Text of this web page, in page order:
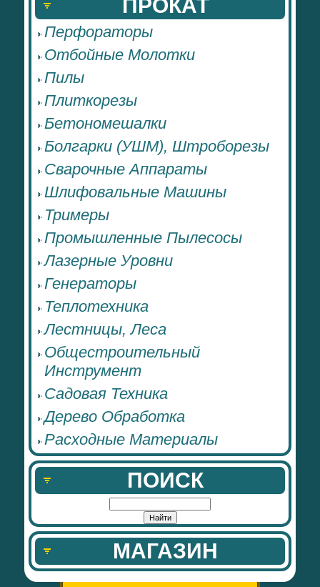
ПРОКАТ
Перфораторы
Отбойные Молотки
Пилы
Плиткорезы
Бетономешалки
Болгарки (УШМ), Штроборезы
Сварочные Аппараты
Шлифовальные Машины
Тримеры
Промышленные Пылесосы
Лазерные Уровни
Генераторы
Теплотехника
Лестницы, Леса
Общестроительный
Инструмент
Садовая Техника
Дерево Обработка
Расходные Материалы
ПОИСК
МАГАЗИН